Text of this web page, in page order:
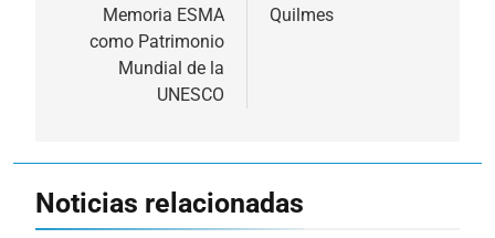
Memoria ESMA
como Patrimonio
Mundial de la
UNESCO
Quilmes
Noticias relacionadas